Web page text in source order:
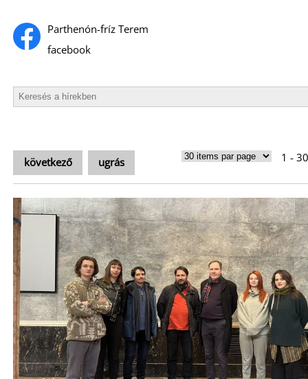
Parthenón-fríz Terem
facebook
következő ugrás 1 -